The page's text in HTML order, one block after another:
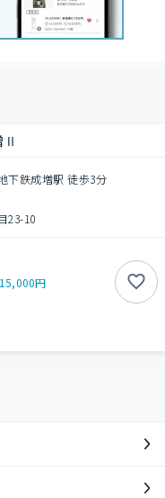
Ⅱ
下鉄成増駅 徒歩3分
23-10
円